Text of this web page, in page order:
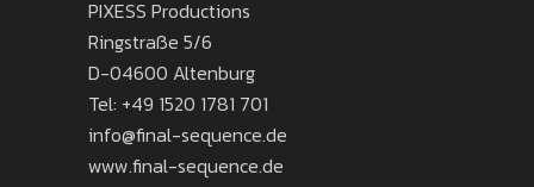
PIXESS Productions
Ringstraße 5/6
D-04600 Altenburg
Tel: +49 1520 1781 701
info@final-sequence.de
www.final-sequence.de